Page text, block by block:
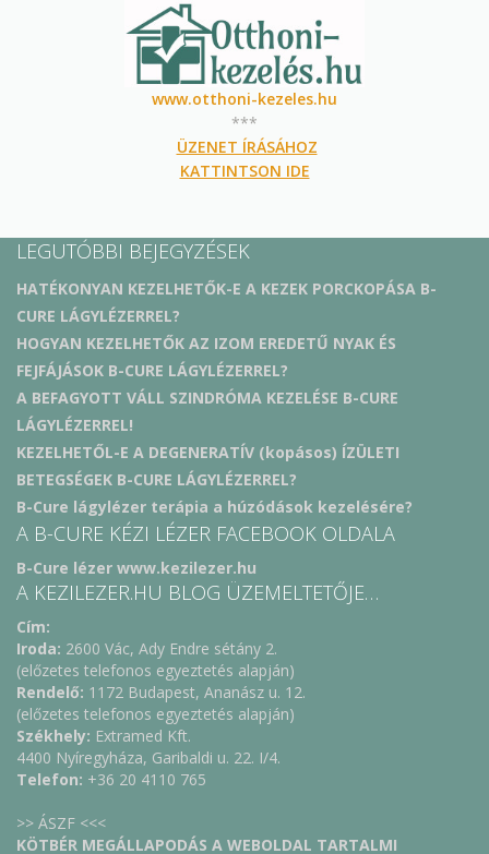
www.otthoni-kezeles.hu
***
ÜZENET ÍRÁSÁHOZ
KATTINTSON IDE
LEGUTÓBBI BEJEGYZÉSEK
HATÉKONYAN KEZELHETŐK-E A KEZEK PORCKOPÁSA B-
CURE LÁGYLÉZERREL?
HOGYAN KEZELHETŐK AZ IZOM EREDETŰ NYAK ÉS
FEJFÁJÁSOK B-CURE LÁGYLÉZERREL?
A BEFAGYOTT VÁLL SZINDRÓMA KEZELÉSE B-CURE
LÁGYLÉZERREL!
KEZELHETŐL-E A DEGENERATÍV (kopásos) ÍZÜLETI
BETEGSÉGEK B-CURE LÁGYLÉZERREL?
B-Cure lágylézer terápia a húzódások kezelésére?
A B-CURE KÉZI LÉZER FACEBOOK OLDALA
B-Cure lézer www.kezilezer.hu
A KEZILEZER.HU BLOG ÜZEMELTETŐJE…
Cím:
Iroda: 2600 Vác, Ady Endre sétány 2.
(előzetes telefonos egyeztetés alapján)
Rendelő: 1172 Budapest, Ananász u. 12.
(előzetes telefonos egyeztetés alapján)
Székhely: Extramed Kft.
4400 Nyíregyháza, Garibaldi u. 22. I/4.
Telefon: +36 20 4110 765
>> ÁSZF <<<
KÖTBÉR MEGÁLLAPODÁS A WEBOLDAL TARTALMI